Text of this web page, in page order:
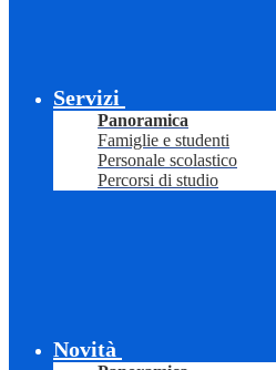
Servizi
Panoramica
Famiglie e studenti
Personale scolastico
Percorsi di studio
Novità